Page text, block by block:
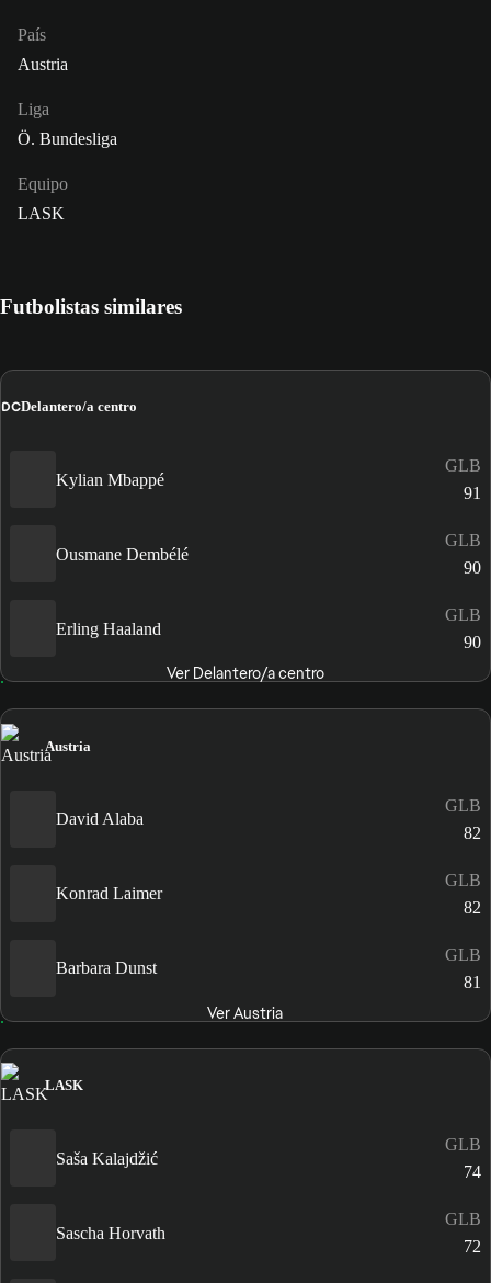
País
Austria
Liga
Ö. Bundesliga
Equipo
LASK
Futbolistas similares
DCDelantero/a centro
Kylian Mbappé
GLB
91
Ousmane Dembélé
GLB
90
Erling Haaland
GLB
90
Ver Delantero/a centro
Austria
David Alaba
GLB
82
Konrad Laimer
GLB
82
Barbara Dunst
GLB
81
Ver Austria
LASK
Saša Kalajdžić
GLB
74
Sascha Horvath
GLB
72